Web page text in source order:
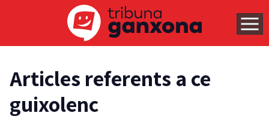
Articles referents a ce
guixolenc